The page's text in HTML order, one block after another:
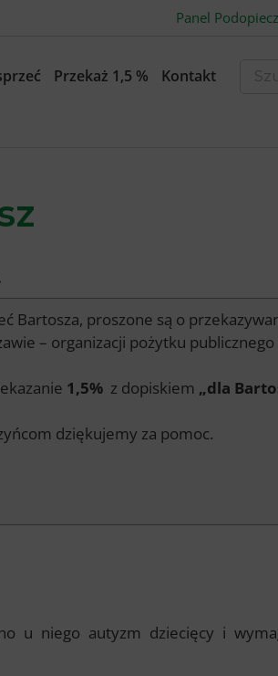
Panel
Przekaż 1,5 % Kontakt
Bartosza, proszone są o
– organizacji pożytku
1,5% z dopiskiem „dla
dziękujemy za pomoc.
u niego autyzm dziecięcy i